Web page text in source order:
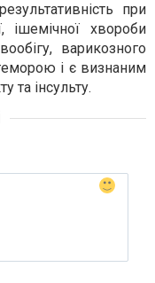
при
ішемічної хвороби
варикозного
і є визнаним
та інсульту.